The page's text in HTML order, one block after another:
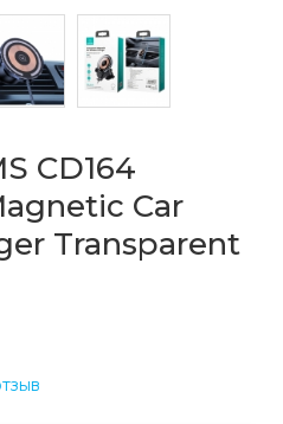
CD164
Car
Transparent